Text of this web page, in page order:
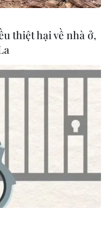
bước
đột với
thời
Iran
về
thiệt hại về nhà ở,